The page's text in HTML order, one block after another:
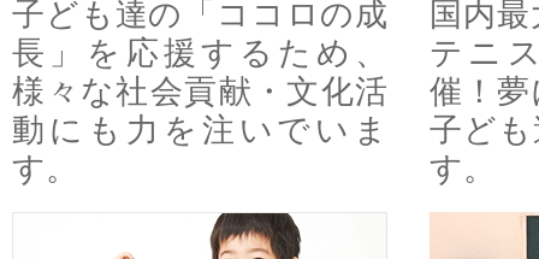
子ども達の「ココロの成
長」を応援するため、
様々な社会貢献・文化活
動にも力を注いでいま
す。
国内
テニ
催！
子ど
す。